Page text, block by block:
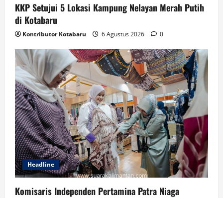
KKP Setujui 5 Lokasi Kampung Nelayan Merah Putih
di Kotabaru
Kontributor Kotabaru 6 Agustus 2026 0
Headline
Komisaris Independen Pertamina Patra Niaga